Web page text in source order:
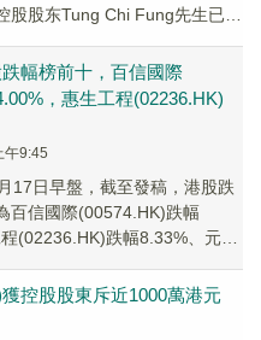
股股东Tung Chi Fung先生已透
跌幅榜前十，百信國際
，惠生工程(02236.HK)
午9:45
17日早盤，截至發稿，港股跌
百信國際(00574.HK)跌幅
(02236.HK)跌幅8.33%、元亨
控股股東斥近1000萬港元